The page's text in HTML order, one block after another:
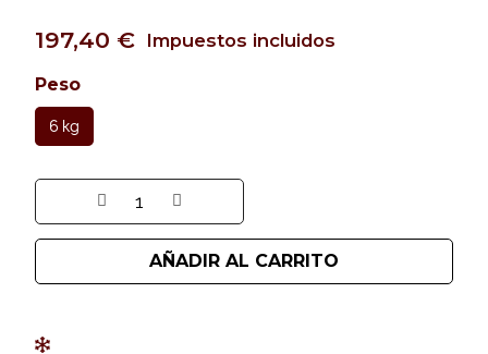
197,40 € Impuestos incluidos
Peso
6 kg
AÑADIR AL CARRITO